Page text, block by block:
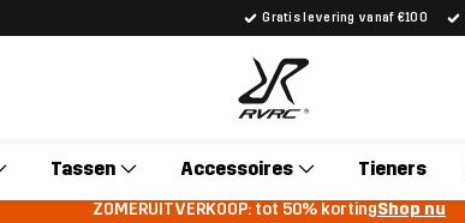
Gratis levering vanaf €100
Tassen Accessoires Tieners
ZOMERUITVERKOOP: tot 50% kortingShop nu